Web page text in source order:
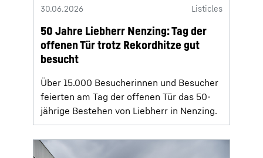
30.06.2026 Listicles
50 Jahre Liebherr Nenzing: Tag der
offenen Tür trotz Rekordhitze gut
besucht
Über 15.000 Besucherinnen und Besucher
feierten am Tag der offenen Tür das 50-
jährige Bestehen von Liebherr in Nenzing.